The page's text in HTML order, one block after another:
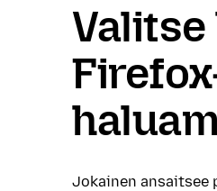
Jokainen ansaitsee